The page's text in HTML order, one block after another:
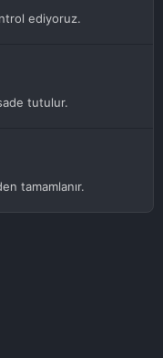
ediyoruz.
tutulur.
tamamlanır.